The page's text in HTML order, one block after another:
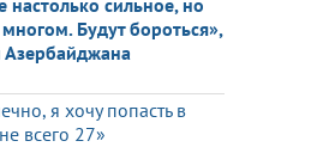
сильное, но
Будут бороться»,
Азербайджана
я хочу попасть в
всего 27»